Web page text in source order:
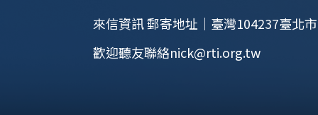
來信資訊 郵寄地址｜臺灣104237臺北
歡迎聽友聯絡nick@rti.org.tw